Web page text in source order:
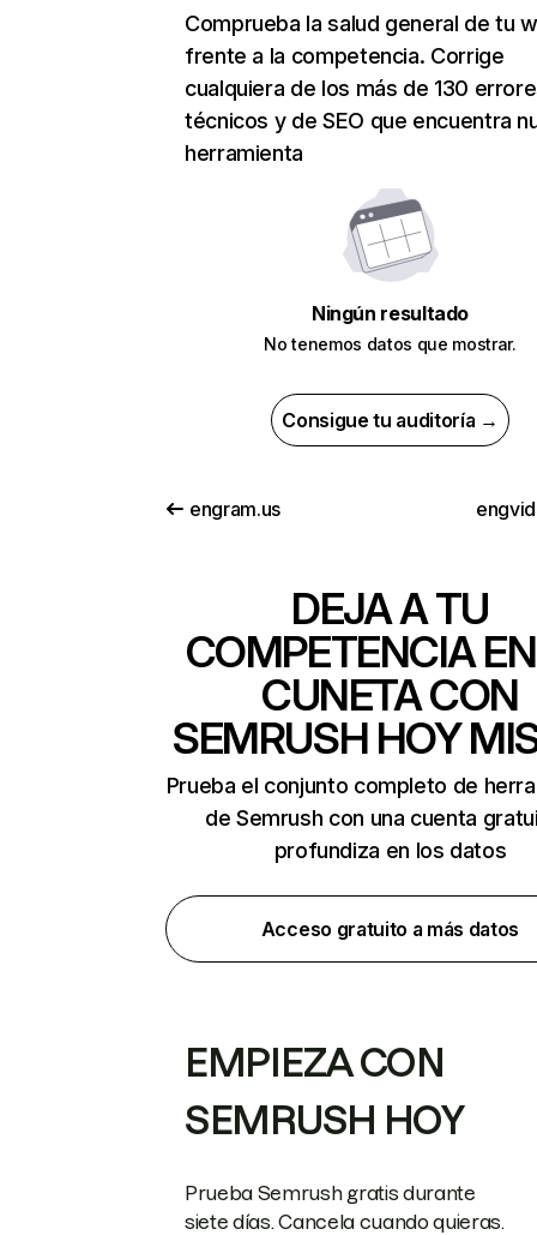
Comprueba la salud general de tu
frente a la competencia. Corrige
cualquiera de los más de 130
técnicos y de SEO que encuentra
herramienta
Ningún resultado
No tenemos datos que mostrar.
Consigue tu auditoría →
engram.us
DEJA A TU
COMPETENCIA
CUNETA CON
SEMRUSH HOY
Prueba el conjunto completo de
de Semrush con una cuenta
profundiza en los datos
Acceso gratuito a más datos
EMPIEZA CON
SEMRUSH HOY
Prueba Semrush gratis durante
siete días. Cancela cuando quieras.